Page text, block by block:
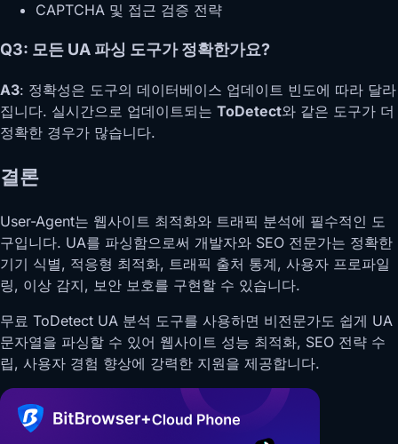
CAPTCHA 및 접근 검증 전략
Q3: 모든 UA 파싱 도구가 정확한가요?
A3: 정확성은 도구의 데이터베이스 업데이트 빈도에 따라 달라
집니다. 실시간으로 업데이트되는 ToDetect와 같은 도구가 더
정확한 경우가 많습니다.
결론
User-Agent는 웹사이트 최적화와 트래픽 분석에 필수적인 도
구입니다. UA를 파싱함으로써 개발자와 SEO 전문가는 정확한
기기 식별, 적응형 최적화, 트래픽 출처 통계, 사용자 프로파일
링, 이상 감지, 보안 보호를 구현할 수 있습니다.
무료 ToDetect UA 분석 도구를 사용하면 비전문가도 쉽게 UA
문자열을 파싱할 수 있어 웹사이트 성능 최적화, SEO 전략 수
립, 사용자 경험 향상에 강력한 지원을 제공합니다.